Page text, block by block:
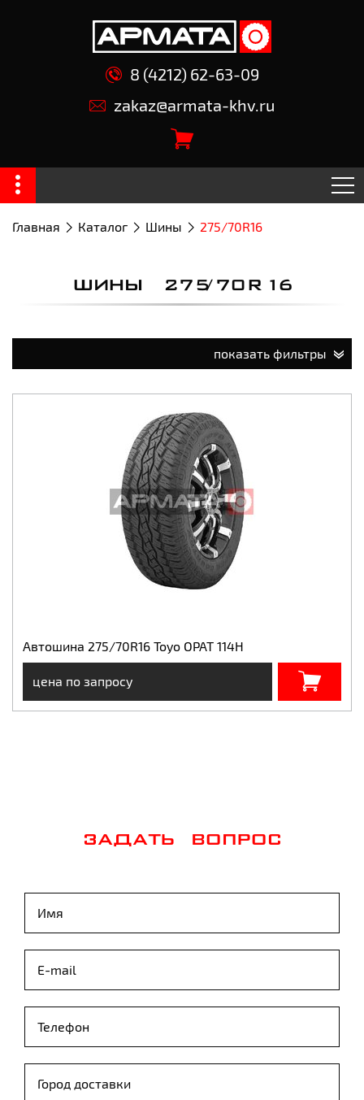
8 (4212) 62-63-09
zakaz@armata-khv.ru
Главная Каталог Шины 275/70R16
ШИНЫ 275/70R16
показать фильтры
Автошина 275/70R16 Toyo OPAT 114H
цена по запросу
ЗАДАТЬ ВОПРОС